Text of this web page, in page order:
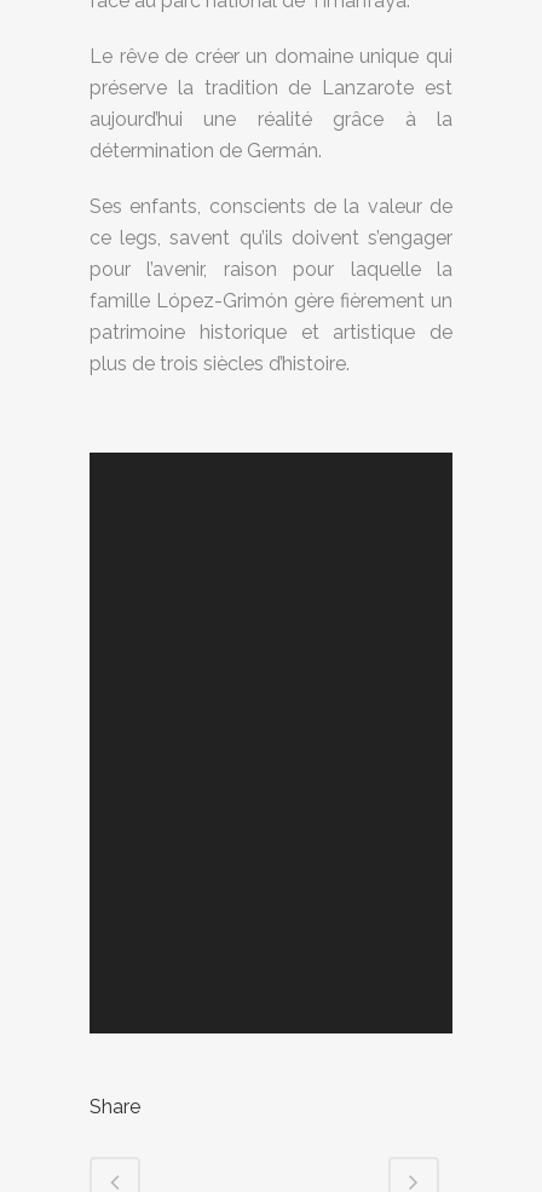
Le rêve de créer un domaine unique qui
préserve la tradition de Lanzarote est
aujourd’hui une réalité grâce à la
détermination de Germán.
Ses enfants, conscients de la valeur de
ce legs, savent qu’ils doivent s’engager
pour l’avenir, raison pour laquelle la
famille López-Grimón gère fièrement un
patrimoine historique et artistique de
plus de trois siècles d’histoire.
Share